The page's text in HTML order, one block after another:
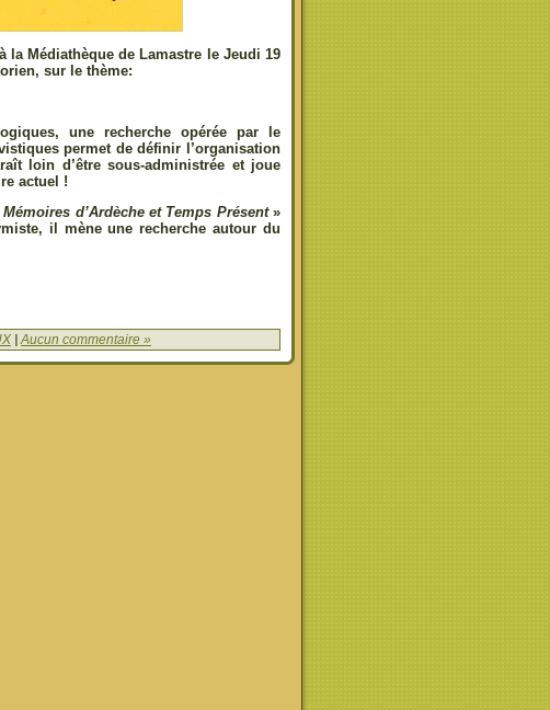
la Médiathèque de Lamastre le Jeudi 19
sur le thème:
une recherche opérée par le
permet de définir l’organisation
loin d’être sous-administrée et joue
actuel !
Mémoires d’Ardèche et Temps Présent»
il mène une recherche autour du
|Aucun commentaire »